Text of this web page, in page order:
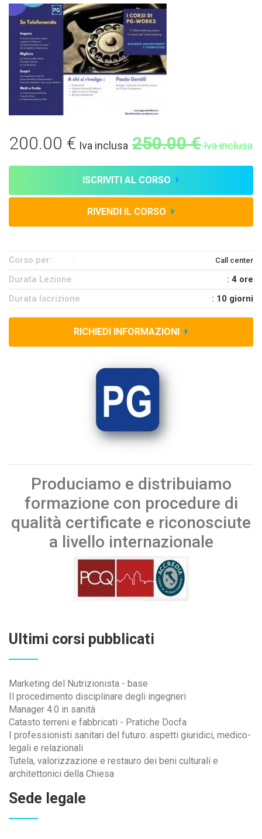
200.00 € Iva inclusa 250.00 €Iva inclusa
ISCRIVITI AL CORSO
RIVENDI IL CORSO
Corso per: Call center
Durata Lezione : 4 ore
Durata Iscrizione
: 10 giorni
RICHIEDI INFORMAZIONI
Produciamo e distribuiamo
formazione con procedure di
qualità certificate e riconosciute
a livello internazionale
Ultimi corsi pubblicati
Marketing del Nutrizionista - base
Il procedimento disciplinare degli ingegneri
Manager 4.0 in sanità
Catasto terreni e fabbricati - Pratiche Docfa
I professionisti sanitari del futuro: aspetti giuridici, medico-
legali e relazionali
Tutela, valorizzazione e restauro dei beni culturali e
architettonici della Chiesa
Sede legale